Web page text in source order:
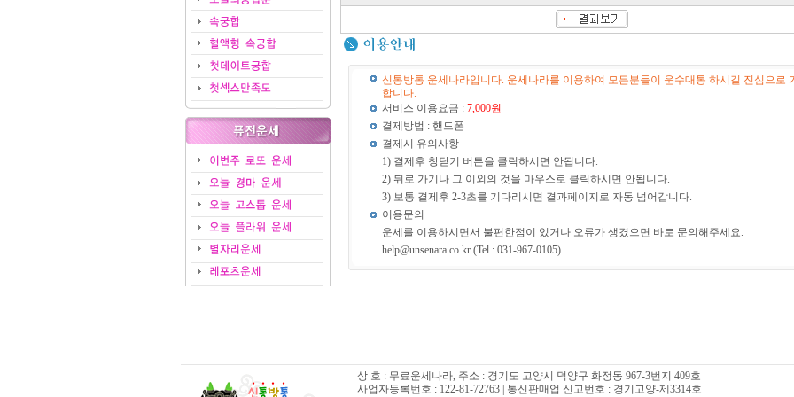
신통방통 운세나라입니다. 운세나라를 이용하여 모든분들이 운수대통 하시길 진심으로
합니다.
서비스 이용요금 : 7,000원
결제방법 : 핸드폰
결제시 유의사항
1) 결제후 창닫기 버튼을 클릭하시면 안됩니다.
2) 뒤로 가기나 그 이외의 것을 마우스로 클릭하시면 안됩니다.
3) 보통 결제후 2-3초를 기다리시면 결과페이지로 자동 넘어갑니다.
이용문의
운세를 이용하시면서 불편한점이 있거나 오류가 생겼으면 바로 문의해주세요.
help@unsenara.co.kr (Tel : 031-967-0105)
상 호 : 무료운세나라, 주소 : 경기도 고양시 덕양구 화정동 967-3번지 409호
사업자등록번호 : 122-81-72763 | 통신판매업 신고번호 : 경기고양-제3314호